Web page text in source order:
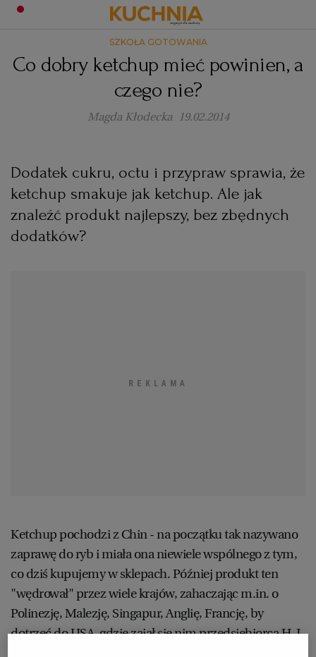
ŚNIADANIA
KOLACJE
DESERY
RYBY
PRZEKĄSKI
OKAZJE
BOŻE NARODZENIE
KARNAWAŁ
KUCHNIA WŁOSKA
KUCHNIA BRYTYJSKA
KUCHNIA AMERYKAŃSKA
KUCHNIA POLSKA
DANIA SEZONOWE
PORADY
CZĘSTOCHOWA
ELBLĄG
WOLNA SOBOTA
ALE HISTORIA
WYBORCZA.BIZ
WYSOKIE OBCASY
Zaloguj się
SZKOŁA GOTOWANIA
Co dobry ketchup mieć powinien, a
czego nie?
Magda Kłodecka 19.02.2014
Dodatek cukru, octu i przypraw sprawia, że
ketchup smakuje jak ketchup. Ale jak
znaleźć produkt najlepszy, bez zbędnych
dodatków?
Ketchup pochodzi z Chin - na początku tak nazywano
zaprawę do ryb i miała ona niewiele wspólnego z tym,
co dziś kupujemy w sklepach. Później produkt ten
"wędrował" przez wiele krajów, zahaczając m.in. o
Polinezję, Malezję, Singapur, Anglię, Francję, by
dotrzeć do USA, gdzie zajął się nim przedsiębiorca H. J.